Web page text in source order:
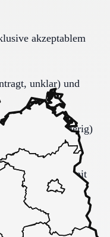
akzeptablem
unklar) und
bettlägerig)
nein, unklar) mit
Pflegekasse,